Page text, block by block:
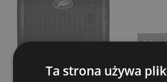
Ta strona używa